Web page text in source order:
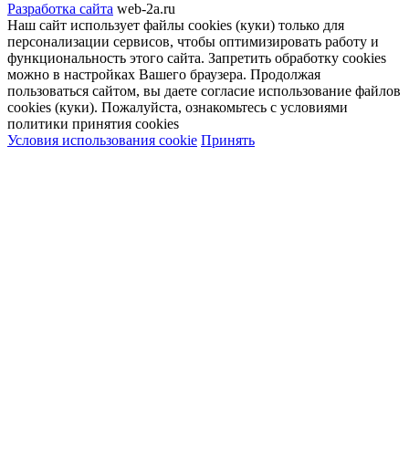
Разработка сайта web-2a.ru
Наш сайт использует файлы cookies (куки) только для
персонализации сервисов, чтобы оптимизировать работу и
функциональность этого сайта. Запретить обработку cookies
можно в настройках Вашего браузера. Продолжая
пользоваться сайтом, вы даете согласие использование файлов
cookies (куки). Пожалуйста, ознакомьтесь с условиями
политики принятия сookies
Условия использования cookie Принять